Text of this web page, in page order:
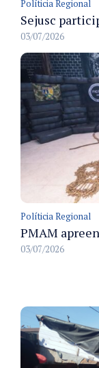
Políticia Regional
03/07/2026
Políticia Regional
03/07/2026